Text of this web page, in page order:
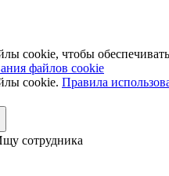
cookie, чтобы
файлов cookie
cookie. Правила
сотрудника